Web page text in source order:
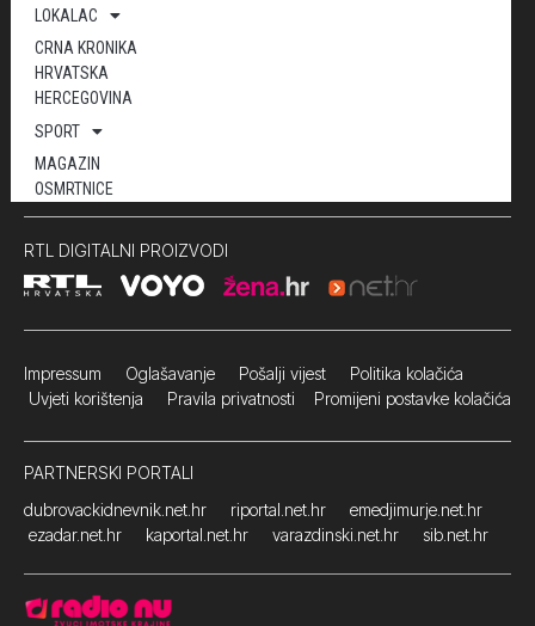
LOKALAC
CRNA KRONIKA
HRVATSKA
HERCEGOVINA
SPORT
MAGAZIN
OSMRTNICE
RTL DIGITALNI PROIZVODI
Impressum Oglašavanje Pošalji vijest Politika kolačića
Uvjeti korištenja Pravila privatnosti Promijeni postavke kolačića
PARTNERSKI PORTALI
dubrovackidnevnik.net.hr
riportal.net.hr
emedjimurje.net.hr
ezadar.net.hr
kaportal.net.hr varazdinski.net.hr sib.net.hr